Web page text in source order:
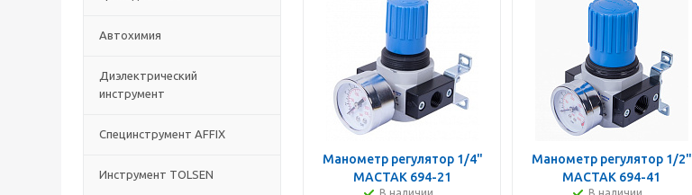
Автохимия
Диэлектрический
инструмент
Специнструмент AFFIX
Инструмент TOLSEN
Манометр регулятор 1/4"
МАСТАК 694-21
Манометр регулятор 1/2"
МАСТАК 694-41